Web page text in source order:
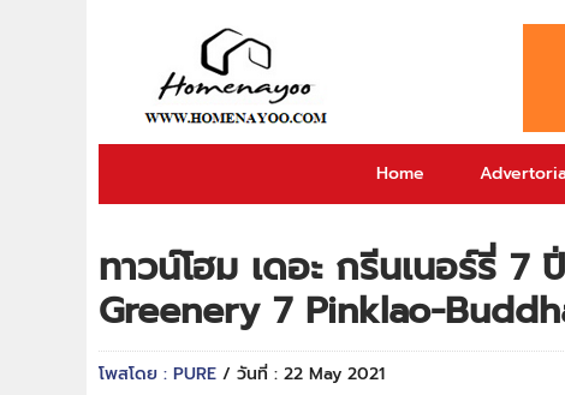
Home
ทาวน์โฮม เดอะ กรีนเนอร์รี่
Greenery 7 Pinklao-
โพสโดย : PURE / วันที่ : 22 May 2021